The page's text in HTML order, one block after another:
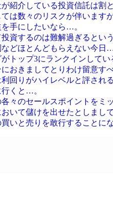
紹介している投資信託は割
は数々のリスクが伴います
手にしたいなら…。
資するのは難解過ぎるとい
どほとんどもらえない今日…
がトップ3にランクインして
おきましてとりわけ留意す
回りがハイレベルと評され
くと…。
々のセールスポイントをミ
いて儲けを出せたとしまし
いと売りを敢行することに